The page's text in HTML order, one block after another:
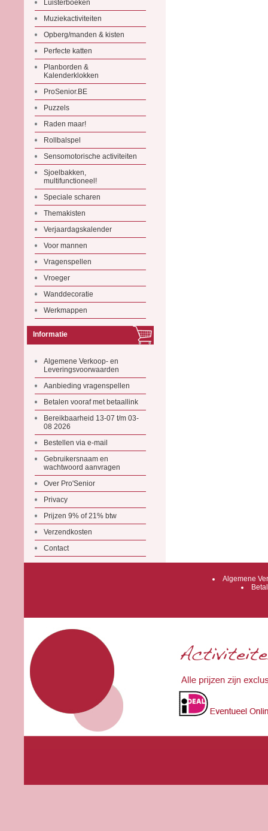
Luisterboeken
Muziekactiviteiten
Opberg/manden & kisten
Perfecte katten
Planborden &
Kalenderklokken
ProSenior.BE
Puzzels
Raden maar!
Rollbalspel
Sensomotorische activiteiten
Sjoelbakken,
multifunctioneel!
Speciale scharen
Themakisten
Verjaardagskalender
Voor mannen
Vragenspellen
Vroeger
Wanddecoratie
Werkmappen
Informatie
Algemene Verkoop- en
Leveringsvoorwaarden
Aanbieding vragenspellen
Betalen vooraf met betaallink
Bereikbaarheid 13-07 t/m 03-
08 2026
Bestellen via e-mail
Gebruikersnaam en
wachtwoord aanvragen
Over Pro'Senior
Privacy
Prijzen 9% of 21% btw
Verzendkosten
Contact
Algemene